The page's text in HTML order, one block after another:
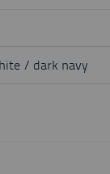
/ dark navy